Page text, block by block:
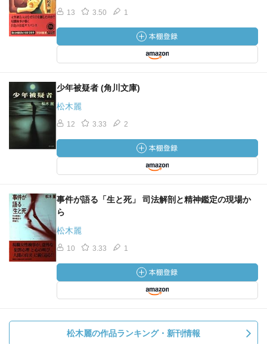
13 3.50 1
少年被疑者 (角川文庫)
松木麗
12 3.33 2
事件が語る「生と死」 司法解剖と精神鑑定の現場か
ら
松木麗
10 3.33 1
松木麗の作品ランキング・新刊情報